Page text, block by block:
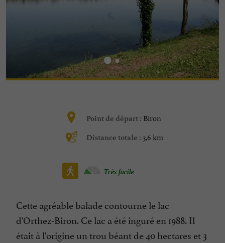
Point de départ : Biron
Distance totale : 3,6 km
Très facile
Cette agréable balade contourne le lac
d'Orthez-Biron. Ce lac a été inguré en 1988. Il
était à l'origine un trou béant de 40 hectares et 3